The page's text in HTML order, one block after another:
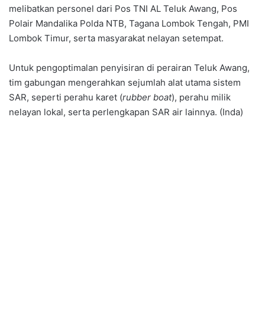
melibatkan personel dari Pos TNI AL Teluk Awang, Pos
Polair Mandalika Polda NTB, Tagana Lombok Tengah, PMI
Lombok Timur, serta masyarakat nelayan setempat.
Untuk pengoptimalan penyisiran di perairan Teluk Awang,
tim gabungan mengerahkan sejumlah alat utama sistem
SAR, seperti perahu karet (rubber boat), perahu milik
nelayan lokal, serta perlengkapan SAR air lainnya. (Inda)